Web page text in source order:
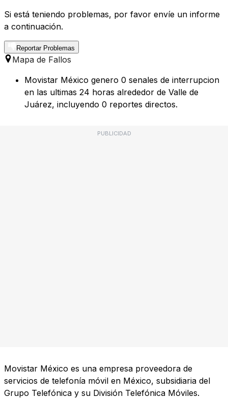
Si está teniendo problemas, por favor envíe un informe
a continuación.
Reportar Problemas
Mapa de Fallos
Movistar México genero 0 senales de interrupcion
en las ultimas 24 horas alrededor de Valle de
Juárez, incluyendo 0 reportes directos.
PUBLICIDAD
Movistar México es una empresa proveedora de
servicios de telefonía móvil en México, subsidiaria del
Grupo Telefónica y su División Telefónica Móviles.